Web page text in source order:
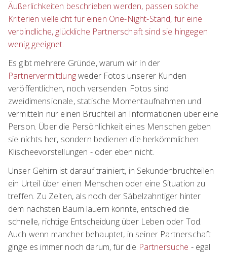
Äußerlichkeiten beschrieben werden, passen solche
Kriterien vielleicht für einen One-Night-Stand, für eine
verbindliche, glückliche Partnerschaft sind sie hingegen
wenig geeignet.
Es gibt mehrere Gründe, warum wir in der
Partnervermittlungweder Fotos unserer Kunden
veröffentlichen, noch versenden. Fotos sind
zweidimensionale, statische Momentaufnahmen und
vermitteln nur einen Bruchteil an Informationen über eine
Person. Über die Persönlichkeit eines Menschen geben
sie nichts her, sondern bedienen die herkömmlichen
Klischeevorstellungen - oder eben nicht.
Unser Gehirn ist darauf trainiert, in Sekundenbruchteilen
ein Urteil über einen Menschen oder eine Situation zu
treffen. Zu Zeiten, als noch der Säbelzahntiger hinter
dem nächsten Baum lauern konnte, entschied die
schnelle, richtige Entscheidung über Leben oder Tod.
Auch wenn mancher behauptet, in seiner Partnerschaft
ginge es immer noch darum, für die Partnersuche - egal